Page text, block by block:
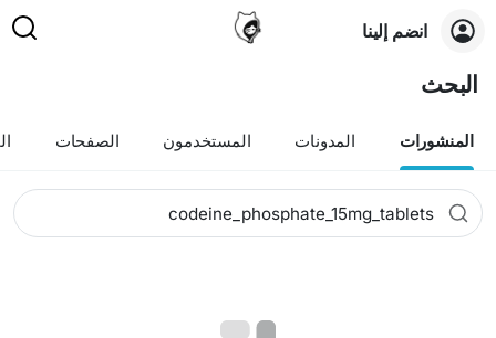
انضم إلينا
البحث
المنشورات المدونات المستخدمون الصفحات